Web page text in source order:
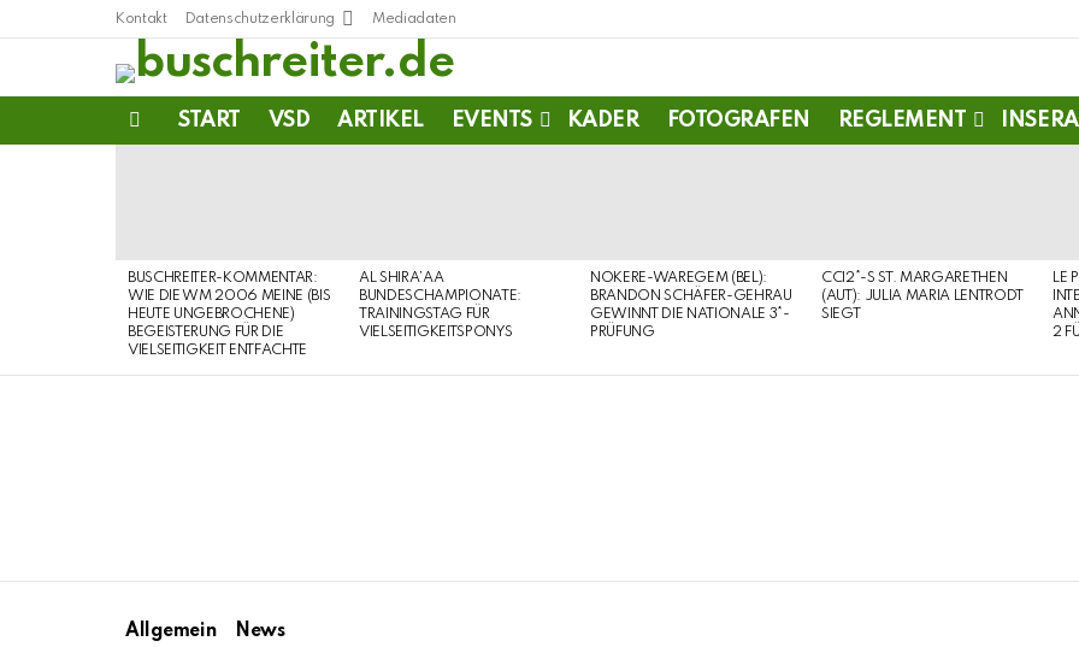
Kontakt Datenschutzerklärung Mediadaten
START VSD ARTIKEL EVENTS KADER FOTOGRAFEN REGLEMENT
BUSCHREITER-KOMMENTAR:
WIE DIE WM 2006 MEINE (BIS
HEUTE UNGEBROCHENE)
BEGEISTERUNG FÜR DIE
VIELSEITIGKEIT ENTFACHTE
AL SHIRA’AA
BUNDESCHAMPIONATE:
TRAININGSTAG FÜR
VIELSEITIGKEITSPONYS
NOKERE-WAREGEM (BEL):
BRANDON SCHÄFER-GEHRAU
GEWINNT DIE NATIONALE 3*-
PRÜFUNG
CCI2*-S ST. MARGARETHEN
(AUT): JULIA MARIA LENTRODT
SIEGT
LE
2
Allgemein News